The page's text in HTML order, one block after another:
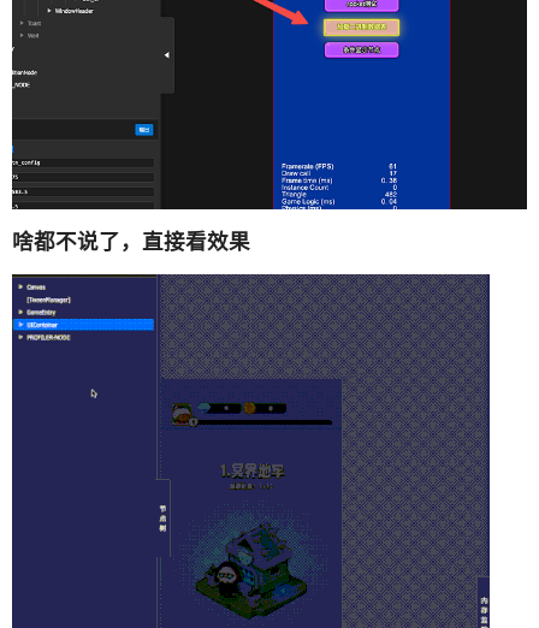
啥都不说了，直接看效果